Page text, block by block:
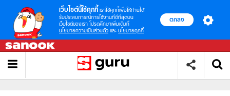
เว็บไซต์นี้ใช้คุกกี้ เราใช้คุกกี้เพื่อให้ท่านได้
รับประสบการณ์การใช้งานที่ดีที่สุดบน
เว็บไซต์ของเรา โปรดศึกษาเพิ่มเติมที่
นโยบายความเป็นส่วนตัว และ นโยบายคุกกี้
ตกลง